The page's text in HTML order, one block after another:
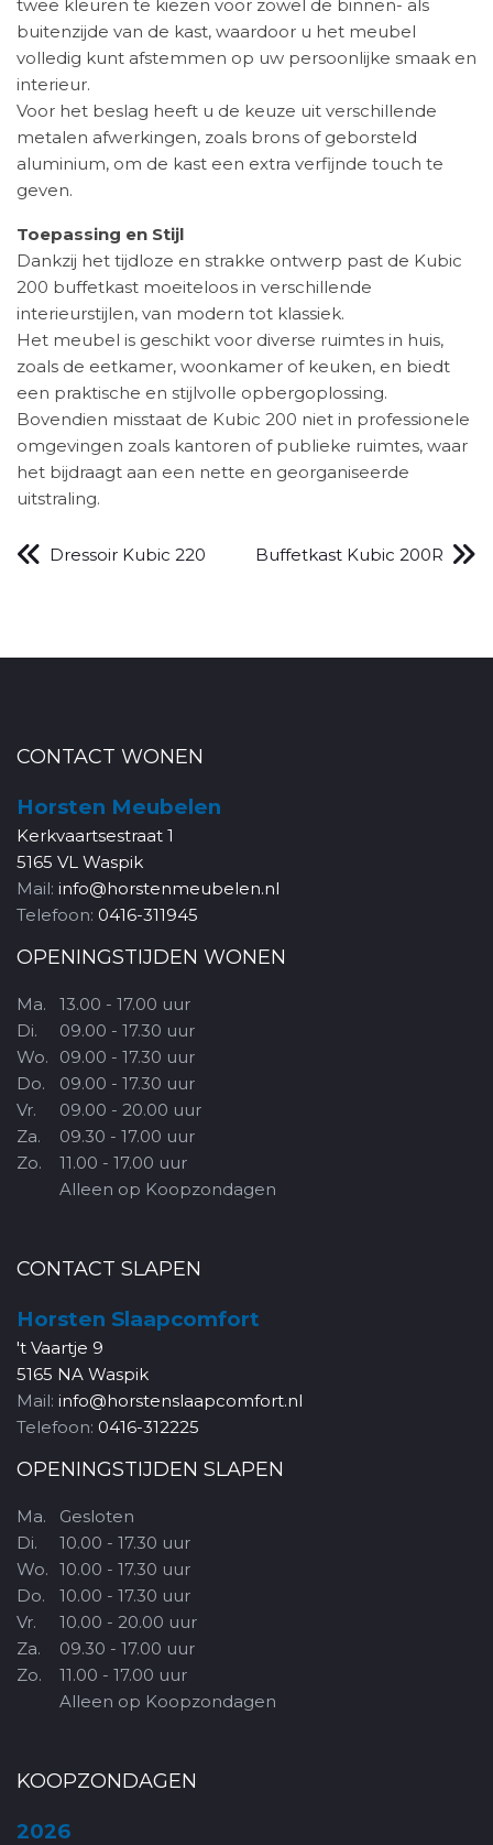
twee kleuren te kiezen voor zowel de binnen- als
buitenzijde van de kast, waardoor u het meubel
volledig kunt afstemmen op uw persoonlijke smaak en
interieur.
Voor het beslag heeft u de keuze uit verschillende
metalen afwerkingen, zoals brons of geborsteld
aluminium, om de kast een extra verfijnde touch te
geven.
Toepassing en Stijl
Dankzij het tijdloze en strakke ontwerp past de Kubic
200 buffetkast moeiteloos in verschillende
interieurstijlen, van modern tot klassiek.
Het meubel is geschikt voor diverse ruimtes in huis,
zoals de eetkamer, woonkamer of keuken, en biedt
een praktische en stijlvolle opbergoplossing.
Bovendien misstaat de Kubic 200 niet in professionele
omgevingen zoals kantoren of publieke ruimtes, waar
het bijdraagt aan een nette en georganiseerde
uitstraling.
Dressoir Kubic 220 Buffetkast Kubic 200R
CONTACT WONEN
Horsten Meubelen
Kerkvaartsestraat 1
5165 VL Waspik
Mail: info@horstenmeubelen.nl
Telefoon: 0416-311945
OPENINGSTIJDEN WONEN
Ma.
Di.
Wo.
Do.
Vr.
Za.
Zo.
13.00 - 17.00 uur
09.00 - 17.30 uur
09.00 - 17.30 uur
09.00 - 17.30 uur
09.00 - 20.00 uur
09.30 - 17.00 uur
11.00 - 17.00 uur
Alleen op Koopzondagen
CONTACT SLAPEN
Horsten Slaapcomfort
't Vaartje 9
5165 NA Waspik
Mail: info@horstenslaapcomfort.nl
Telefoon: 0416-312225
OPENINGSTIJDEN SLAPEN
Ma.
Di.
Wo.
Do.
Vr.
Za.
Zo.
Gesloten
10.00 - 17.30 uur
10.00 - 17.30 uur
10.00 - 17.30 uur
10.00 - 20.00 uur
09.30 - 17.00 uur
11.00 - 17.00 uur
Alleen op Koopzondagen
KOOPZONDAGEN
2026